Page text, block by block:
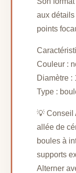
aux
points
Couleur :
Diamètre :
Type :
💡 Conseil
allée de
boules à
supports
Alterner